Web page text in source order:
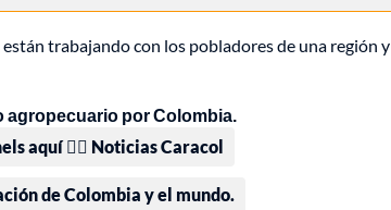
trabajando con los pobladores de una región y
agropecuario por Colombia.
aquí 👉🏻 Noticias Caracol
de Colombia y el mundo.